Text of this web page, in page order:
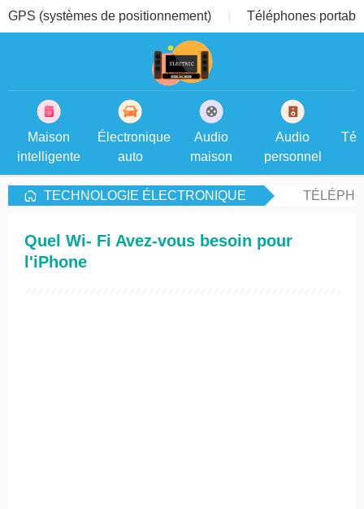
GPS (systèmes de positionnement) Téléphones
Maison
intelligente
Électronique
auto
Audio
maison
Audio
personnel
TECHNOLOGIE ÉLECTRONIQUE
Quel Wi- Fi Avez-vous besoin pour
l'iPhone